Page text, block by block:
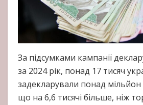
За підсумками кампанії
за 2024 рік, понад 17 тисяч
задекларували понад
що на 6,6 тисячі більше, ніж